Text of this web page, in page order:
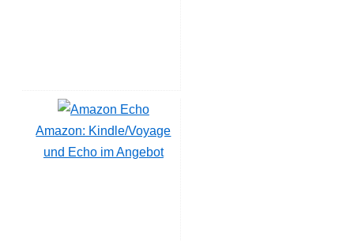
Amazon: Kindle/Voyage
und Echo im Angebot